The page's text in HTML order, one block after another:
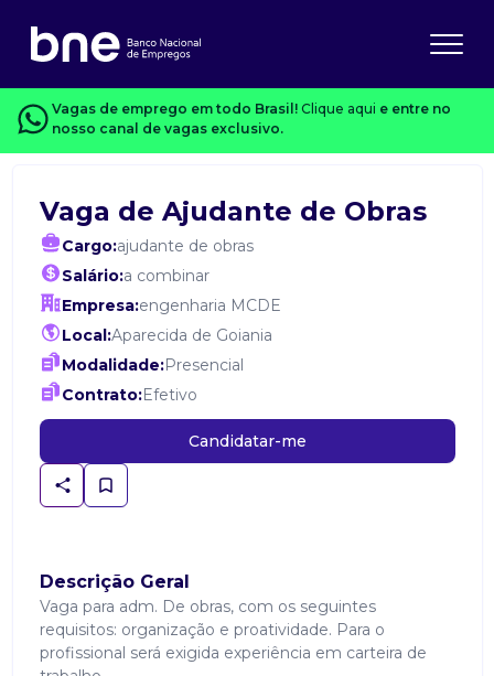
Vagas de emprego em todo Brasil! Clique aqui e entre no
nosso canal de vagas exclusivo.
Vaga de Ajudante de Obras
Cargo:ajudante de obras
Salário:a combinar
Empresa:engenharia MCDE
Local:Aparecida de Goiania
Modalidade:Presencial
Contrato:Efetivo
Candidatar-me
Descrição Geral
Vaga para adm. De obras, com os seguintes
requisitos: organização e proatividade. Para o
profissional será exigida experiência em carteira de